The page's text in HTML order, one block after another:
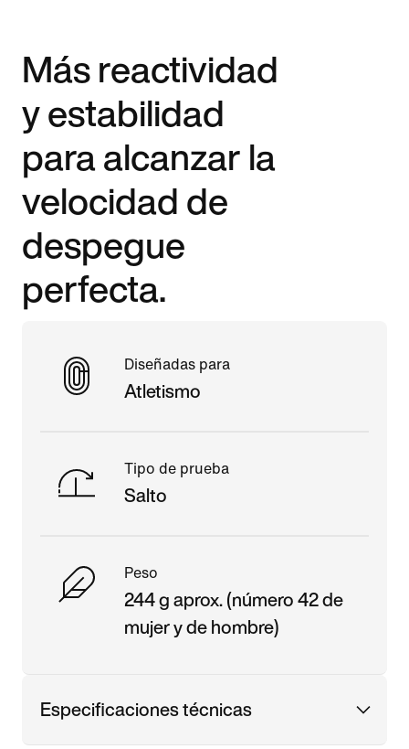
Más reactividad
y estabilidad
para alcanzar la
velocidad de
despegue
perfecta.
Diseñadas para
Atletismo
Tipo de prueba
Salto
Peso
244 g aprox. (número 42 de
mujer y de hombre)
Especificaciones técnicas